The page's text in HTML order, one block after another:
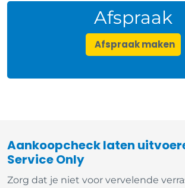
Afspraak
Afspraak maken
Aankoopcheck laten
Service Only
Zorg dat je niet voor vervelende